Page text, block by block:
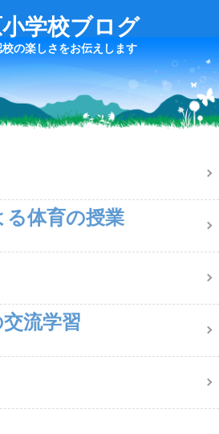
学校ブログ
の楽しさをお伝えします
る体育の授業
流学習